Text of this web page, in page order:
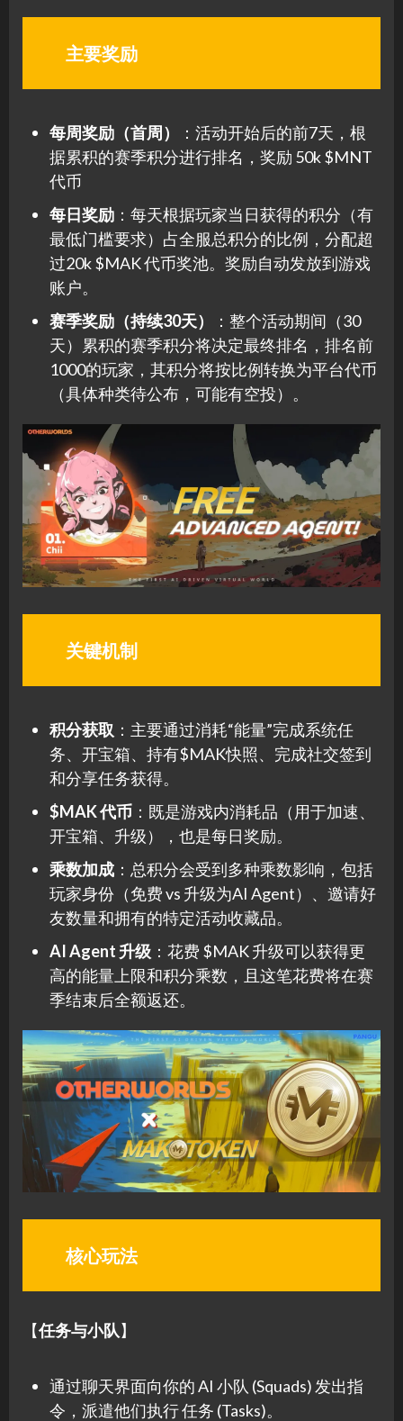
主要奖励
每周奖励（首周）
：活动开始后的前7天，根
据累积的赛季积分进行排名，奖励 50k $MNT
代币
每日奖励 ：每天根据玩家当日获得的积分（有
最低门槛要求）占全服总积分的比例，分配超
过20k $MAK 代币奖池。奖励自动发放到游戏
账户。
赛季奖励（持续30天）
：整个活动期间（30
天）累积的赛季积分将决定最终排名，排名前
1000的玩家，其积分将按比例转换为平台代币
（具体种类待公布，可能有空投）。
关键机制
积分获取 ：主要通过消耗“能量”完成系统任
务、开宝箱、持有$MAK快照、完成社交签到
和分享任务获得。
$MAK 代币 ：既是游戏内消耗品（用于加速、
开宝箱、升级），也是每日奖励。
乘数加成 ：总积分会受到多种乘数影响，包括
玩家身份（免费 vs 升级为AI Agent）、邀请好
友数量和拥有的特定活动收藏品。
AI Agent 升级 ：花费 $MAK 升级可以获得更
高的能量上限和积分乘数，且这笔花费将在赛
季结束后全额返还。
核心玩法
【任务与小队】
通过聊天界面向你的 AI 小队 (Squads) 发出指
令，派遣他们执行 任务 (Tasks)。